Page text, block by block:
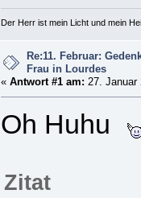
Der Herr ist mein Licht und mein
Re:11. Februar:
Frau in Lourdes
« Antwort #1 am: 27. Januar
Oh Huhu
Zitat